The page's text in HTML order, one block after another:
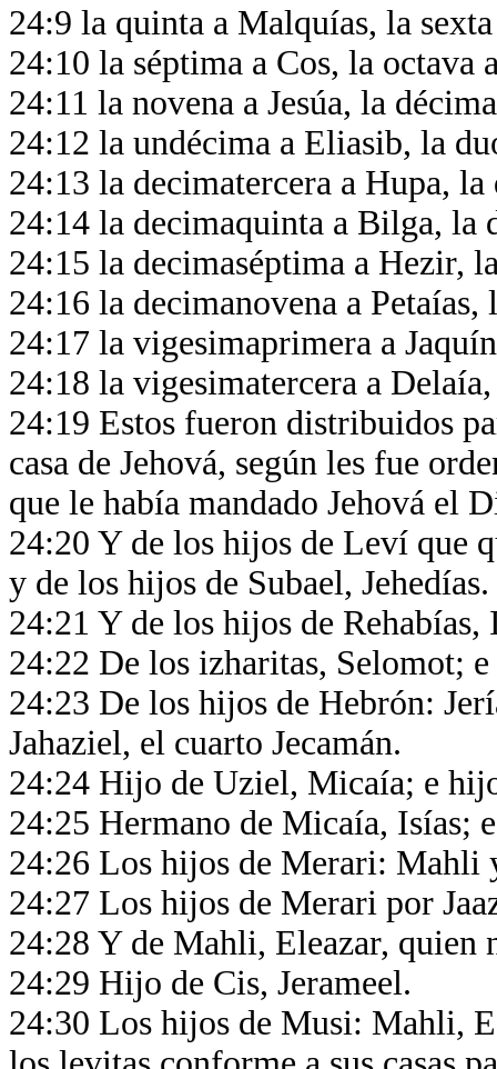
24:9 la quinta a Malquías, la
24:10 la séptima a Cos, la octava
24:11 la novena a Jesúa, la
24:12 la undécima a Eliasib, la
24:13 la decimatercera a Hupa, la
24:14 la decimaquinta a Bilga, la
24:15 la decimaséptima a Hezir,
24:16 la decimanovena a
24:17 la vigesimaprimera a
24:18 la vigesimatercera a
24:19 Estos fueron distribuidos
casa de Jehová, según les fue
que le había mandado Jehová el
24:20 Y de los hijos de Leví que
y de los hijos de Subael, Jehedías.
24:21 Y de los hijos de
24:22 De los izharitas, Selomot;
24:23 De los hijos de Hebrón:
Jahaziel, el cuarto Jecamán.
24:24 Hijo de Uziel, Micaía; e
24:25 Hermano de Micaía, Isías;
24:26 Los hijos de Merari: Mahli
24:27 Los hijos de Merari por
24:28 Y de Mahli, Eleazar,
24:29 Hijo de Cis, Jerameel.
24:30 Los hijos de Musi: Mahli,